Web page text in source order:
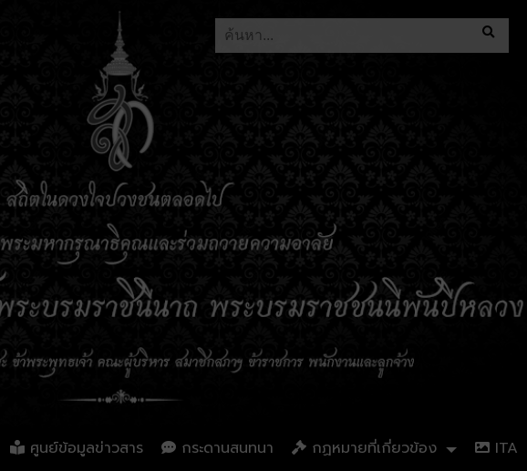
ศูนย์ข้อมูลข่าวสาร กระดานสนทนา กฏหมายที่เกี่ยวข้อง
ITA